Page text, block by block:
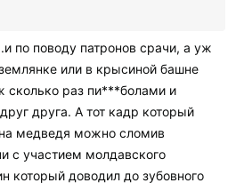
по поводу патронов срачи, а уж
или в крысиной башне
сколько раз пи***болами и
друга. А тот кадр который
на медведя можно сломив
с участием молдавского
который доводил до зубовного